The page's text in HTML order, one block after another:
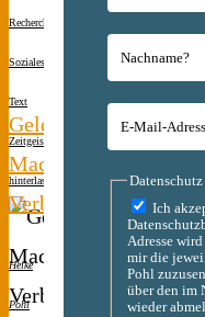
Recherche
Soziales
Text
Zeitgeist
hinterlassen
Geld.
Macht.
Verbrechen.
Heike
Pohl
Datenschutz
Ich
Adresse
mir die
Pohl
über den im
wieder